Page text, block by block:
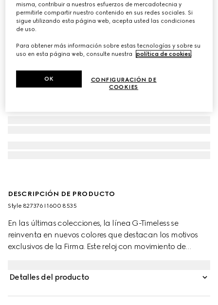
DESCRIPCIÓN DE PRODUCTO
Style ‎827376 I1600 8535
En las últimas colecciones, la línea G-Timeless se
reinventa en nuevos colores que destacan los motivos
exclusivos de la Firma. Este reloj con movimiento de
fecha.
Detalles del producto
misma, contribuir a nuestros esfuerzos de mercadotecnia y
permitirle compartir nuestro contenido en sus redes sociales. Si
sigue utilizando esta página web, acepta usted las condiciones
de uso.
Para obtener más información sobre estas tecnologías y sobre su
uso en esta página web, consulte nuestra
política de cookies
CONFIGURACIÓN DE
COOKIES
OK